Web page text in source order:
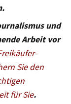
und
Arbeit vor
Sie den
für Sie.